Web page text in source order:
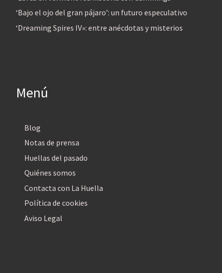
‘Bajo el ojo del gran pájaro’: un futuro especulativo
‘Dreaming Spires IV»: entre anécdotas y misterios
Menú
Blog
Notas de prensa
Huellas del pasado
Quiénes somos
Contacta con La Huella
Política de cookies
Aviso Legal